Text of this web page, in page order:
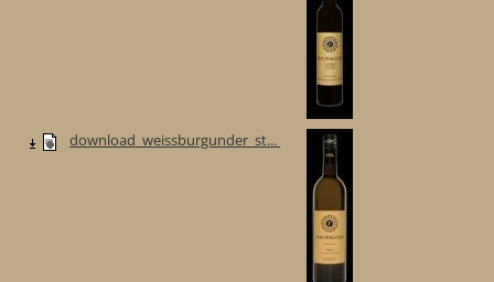
download_weissburgunder_st...